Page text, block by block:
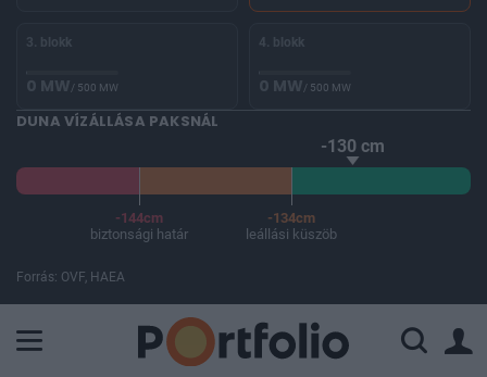
3. blokk
0 MW/ 500 MW
4. blokk
0 MW/ 500 MW
DUNA VÍZÁLLÁSA PAKSNÁL
-130 cm
-144cm
biztonsági határ
-134cm
leállási küszöb
Forrás: OVF, HAEA